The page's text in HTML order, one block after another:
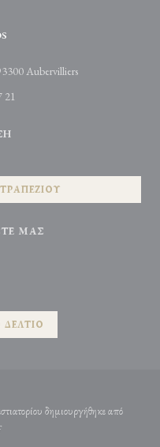
Aubervilliers((ανοίγει σε νέο
21
ΜΑΣ
((ανοίγει σε νέο
δημιουργήθηκε από
((ανοίγει σε νέο παράθυρο))